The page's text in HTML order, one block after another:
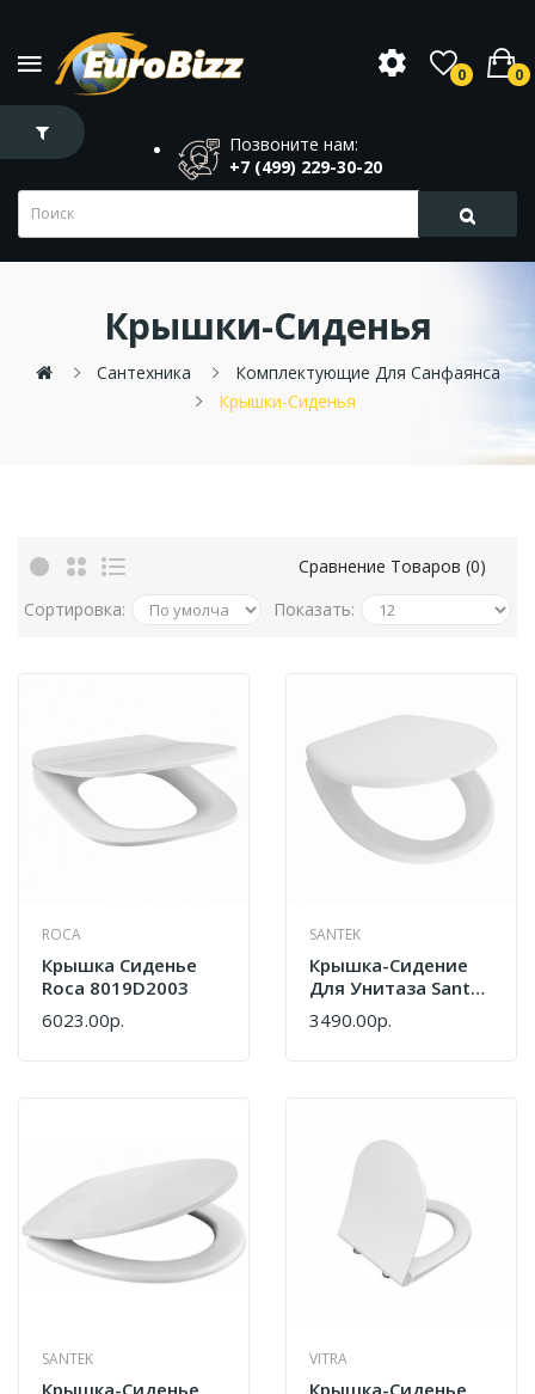
0 0
Позвоните нам:
+7 (499) 229-30-20
Крышки-Сиденья
Сантехника
Комплектующие Для Санфаянса
Крышки-Сиденья
Сравнение Товаров (0)
Сортировка:
Показать:
ROCA
Крышка Сиденье
Roca 8019D2003
6023.00р.
SANTEK
Крышка-Сидение
Для Унитаза Santek
Бореаль
1.WH10.6.915 Белый
3490.00р.
SANTEK
Крышка-Сиденье
VITRA
Крышка-Сиденье